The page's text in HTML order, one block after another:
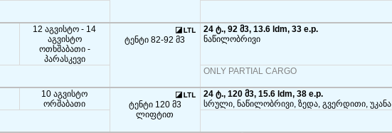
12 აგვისტო - 14
აგვისტო
ოთხშაბათი -
პარასკევი
ტენტი 82-92 მ3
24 ტ., 92 მ3, 13.6 ldm, 33 e.p.
ნაწილობრივი
ONLY PARTIAL CARGO
10 აგვისტო
ორშაბათი
ტენტი 120 მ3
ლიფტით
24 ტ., 120 მ3, 15.6 ldm, 38 e.p.
სრული, ნაწილობრივი, ზედა, გვერდითი, უკანა